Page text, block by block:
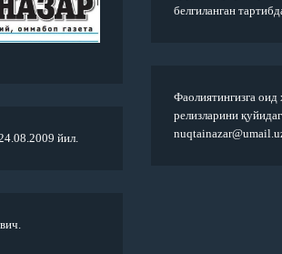
йил.
белгиланган
Фаолиятингизга оид
релизларини